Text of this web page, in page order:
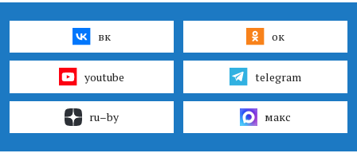
вк ок
youtube telegram
ru–by макс